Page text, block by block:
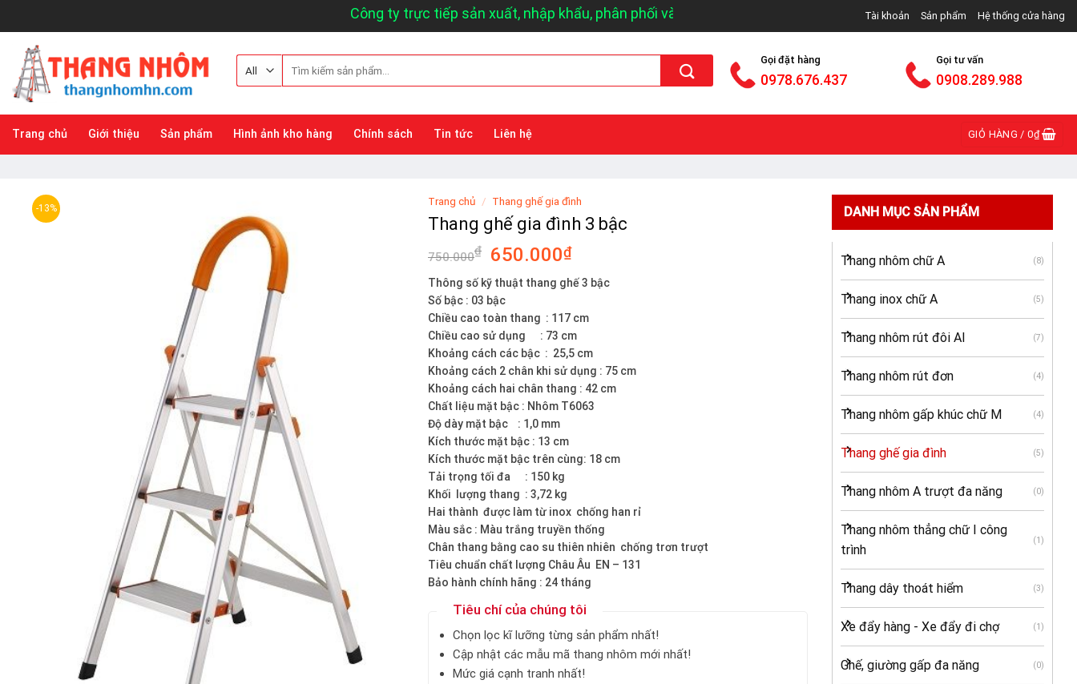
to
content
Công ty trực tiếp sản xuất, nhập khẩu, phân phối và bán buôn bán lẻ thang nhôm các loại trên toàn quốc
Tài khoản Sản phẩm Hệ thống cửa hàng
Tìm
kiếm:
Gọi đặt hàng
0978.676.437
Gọi tư vấn
0908.289.988
Trang chủ Giới thiệu Sản phẩm Hình ảnh kho hàng Chính sách Tin tức Liên hệ GIỎ HÀNG /0₫
DANH MỤC SẢN PHẨM
Thang nhôm chữ A (8)
Thang inox chữ A (5)
Thang nhôm rút đôi AI (7)
Thang nhôm rút đơn (4)
Thang nhôm gấp khúc chữ M (4)
Thang ghế gia đình (5)
Thang nhôm A trượt đa năng (0)
Thang nhôm thẳng chữ I công
trình
(1)
Thang dây thoát hiểm (3)
Xe đẩy hàng - Xe đẩy đi chợ (1)
Ghế, giường gấp đa năng (0)
-13%
Trang chủ / Thang ghế gia đình
Thang ghế gia đình 3 bậc
750.000₫ 650.000₫
Thông số kỹ thuật thang ghế 3 bậc
Số bậc : 03 bậc
Chiều cao toàn thang : 117 cm
Chiều cao sử dụng : 73 cm
Khoảng cách các bậc : 25,5 cm
Khoảng cách 2 chân khi sử dụng : 75 cm
Khoảng cách hai chân thang : 42 cm
Chất liệu mặt bậc : Nhôm T6063
Độ dày mặt bậc : 1,0 mm
Kích thước mặt bậc : 13 cm
Kích thước mặt bậc trên cùng: 18 cm
Tải trọng tối đa : 150 kg
Khối lượng thang : 3,72 kg
Hai thành được làm từ inox chống han rỉ
Màu sắc : Màu trắng truyền thống
Chân thang bằng cao su thiên nhiên chống trơn trượt
Tiêu chuẩn chất lượng Châu Âu EN – 131
Bảo hành chính hãng : 24 tháng
Tiêu chí của chúng tôi
Chọn lọc kĩ lưỡng từng sản phẩm nhất!
Cập nhật các mẫu mã thang nhôm mới nhất!
Mức giá cạnh tranh nhất!